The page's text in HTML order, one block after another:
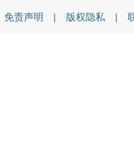
免责声明 | 版权隐私 |